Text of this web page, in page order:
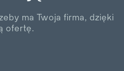
ma Twoja firma, dzięki
ofertę.